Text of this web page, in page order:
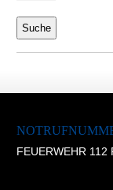
FEUERWEHR 112